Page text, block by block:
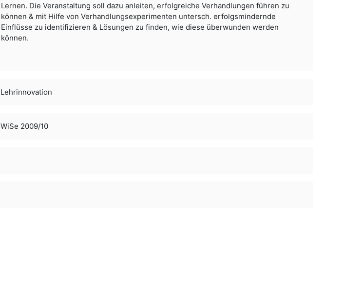
Lernen. Die Veranstaltung soll dazu anleiten, erfolgreiche Verhandlungen führen zu
können & mit Hilfe von Verhandlungsexperimenten untersch. erfolgsmindernde
Einflüsse zu identifizieren & Lösungen zu finden, wie diese überwunden werden
können.
Lehrinnovation
WiSe 2009/10